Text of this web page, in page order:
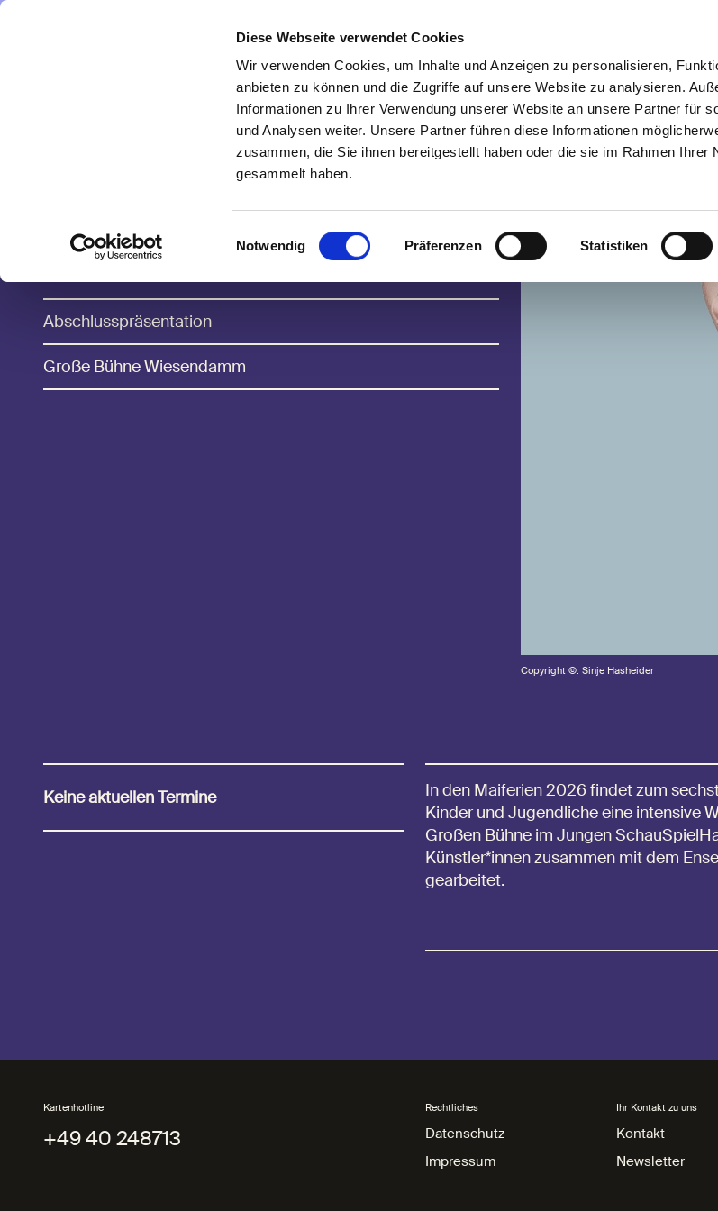
Diese Webseite verwendet Cookies
Wir verwenden Cookies, um Inhalte und Anzeigen zu personalisieren,
anbieten zu können und die Zugriffe auf unsere Website zu analysieren.
Informationen zu Ihrer Verwendung unserer Website an unsere Partner für
und Analysen weiter. Unsere Partner führen diese Informationen
zusammen, die Sie ihnen bereitgestellt haben oder die sie im Rahmen Ihrer
gesammelt haben.
Einwilligungsauswahl
Notwendig Präferenzen Statistiken
Direkt zum Inhalt
Spielplan Toggle search input Suche
YOUtopia-Camp
2026
Abschlusspräsentation
Große Bühne Wiesendamm
Copyright ©: Sinje Hasheider
Keine aktuellen Termine
In den Maiferien 2026 findet zum
Kinder und Jugendliche eine intensive
Großen Bühne im Jungen
Künstler*innen zusammen mit dem
gearbeitet.
Kartenhotline
+49 40 248713
Rechtliches
Datenschutz
Datenschutz
Impressum
Ihr Kontakt zu uns
Kontakt
Newsletter